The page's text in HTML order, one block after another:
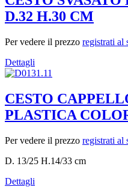
D.32 H.30 CM
Per vedere il prezzo registrati al
Dettagli
CESTO
PLASTICA
Per vedere il prezzo registrati al
D. 13/25 H.14/33 cm
Dettagli